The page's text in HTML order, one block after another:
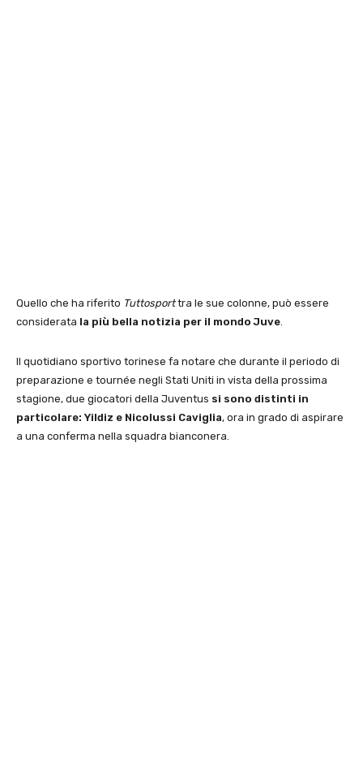
Quello che ha riferito Tuttosporttra le sue colonne, può essere
considerata la più bella notizia per il mondo Juve
Il quotidiano sportivo torinese fa notare che durante il periodo di
preparazione e tournée negli Stati Uniti in vista della prossima
stagione, due giocatori della Juventus si sono distinti in
particolare: Yildiz e Nicolussi Caviglia, ora in grado di aspirare
a una conferma nella squadra bianconera.